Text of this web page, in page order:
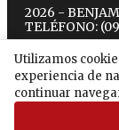
Utilizamos
experiencia de
continuar
2026 -
TELÉFONO:
twitter